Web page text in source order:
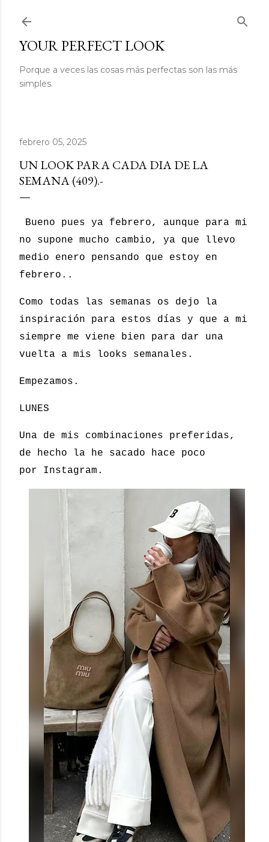
YOUR PERFECT LOOK
Porque a veces las cosas más perfectas son las más
simples.
febrero 05, 2025
UN LOOK PARA CADA DIA DE LA
SEMANA (409).-
Bueno pues ya febrero, aunque para mi
no supone mucho cambio, ya que llevo
medio enero pensando que estoy en
febrero..
Como todas las semanas os dejo la
inspiración para estos días y que a mi
siempre me viene bien para dar una
vuelta a mis looks semanales.
Empezamos.
LUNES
Una de mis combinaciones preferidas,
de hecho la he sacado hace poco
por Instagram.